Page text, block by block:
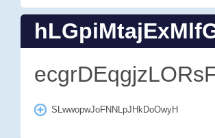
SLwwopwJoFNNLpJHkDoOwyH